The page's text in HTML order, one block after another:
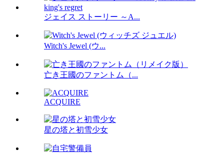
ジェイス ストーリー ～A...
Witch's Jewel (ウ...
亡き王國のファントム（...
ACQUIRE
星の塔と初雪少女